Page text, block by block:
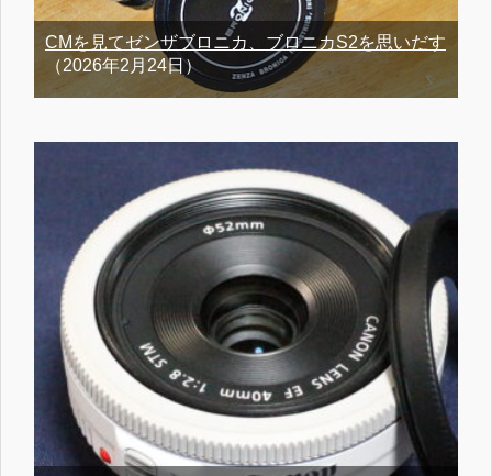
CMを見てゼンザブロニカ、ブロニカS2を思いだす
（2026年2月24日）